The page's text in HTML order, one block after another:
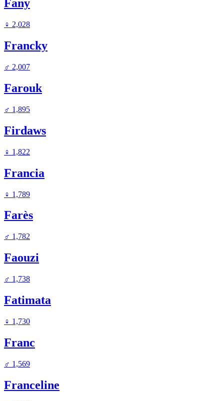
Fany
♀ 2,028
Francky
♂ 2,007
Farouk
♂ 1,895
Firdaws
♀ 1,822
Francia
♀ 1,789
Farès
♂ 1,782
Faouzi
♂ 1,738
Fatimata
♀ 1,730
Franc
♂ 1,569
Franceline